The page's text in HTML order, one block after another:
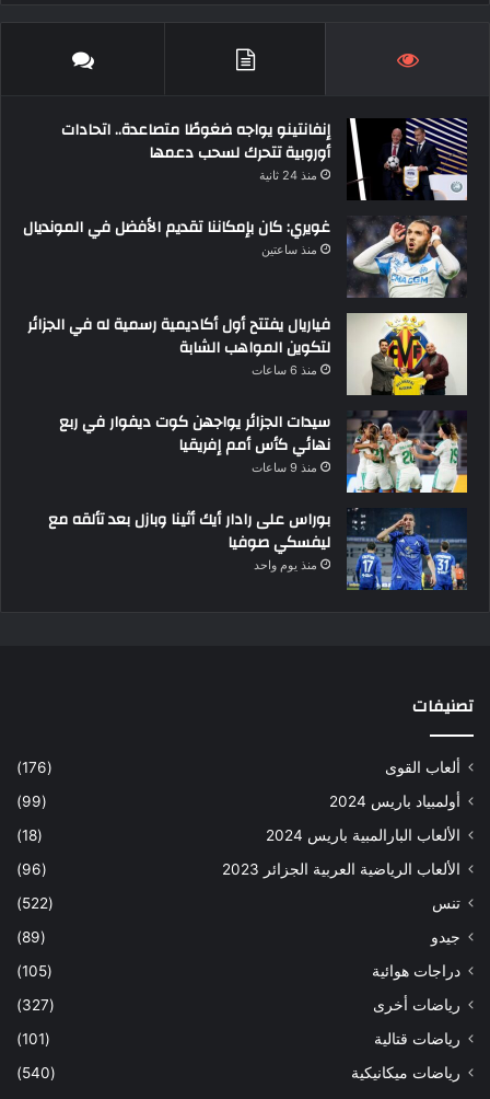
إنفانتينو يواجه ضغوطًا متصاعدة.. اتحادات
أوروبية تتحرك لسحب دعمها
منذ 24 ثانية
غويري: كان بإمكاننا تقديم الأفضل في المونديال
منذ ساعتين
فياريال يفتتح أول أكاديمية رسمية له في الجزائر
لتكوين المواهب الشابة
منذ 6 ساعات
سيدات الجزائر يواجهن كوت ديفوار في ربع
نهائي كأس أمم إفريقيا
منذ 9 ساعات
بوراس على رادار أيك أثينا وبازل بعد تألقه مع
ليفسكي صوفيا
منذ يوم واحد
تصنيفات
ألعاب القوى
(176)
أولمبياد باريس 2024
(99)
الألعاب البارالمبية باريس 2024
(18)
الألعاب الرياضية العربية الجزائر 2023
(96)
تنس
(522)
جيدو
(89)
دراجات هوائية
(105)
رياضات أخرى
(327)
رياضات قتالية
(101)
رياضات ميكانيكية
(540)